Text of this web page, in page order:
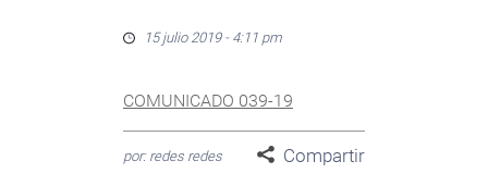
15 julio 2019 - 4:11 pm
COMUNICADO 039-19
por: redes redes Compartir